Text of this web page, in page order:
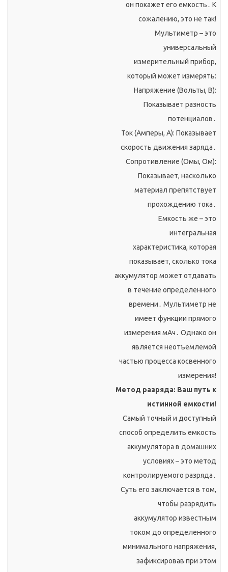
он покажет его емкость․ К
сожалению, это не так!
Мультиметр – это
универсальный
измерительный прибор,
который может измерять:
Напряжение (Вольты, В):
Показывает разность
потенциалов․
Ток (Амперы, А): Показывает
скорость движения заряда․
Сопротивление (Омы, Ом):
Показывает, насколько
материал препятствует
прохождению тока․
Емкость же – это
интегральная
характеристика, которая
показывает, сколько тока
аккумулятор может отдавать
в течение определенного
времени․ Мультиметр не
имеет функции прямого
измерения мАч․ Однако он
является неотъемлемой
частью процесса косвенного
измерения!
Метод разряда: Ваш путь к
истинной емкости!
Самый точный и доступный
способ определить емкость
аккумулятора в домашних
условиях – это метод
контролируемого разряда․
Суть его заключается в том,
чтобы разрядить
аккумулятор известным
током до определенного
минимального напряжения,
зафиксировав при этом